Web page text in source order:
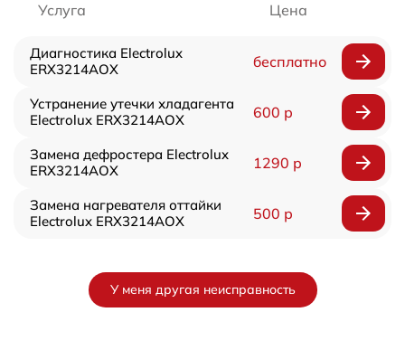
Услуга Цена
Диагностика Electrolux
ERX3214AOX
бесплатно
Устранение утечки хладагента
Electrolux ERX3214AOX
600 р
Замена дефростера Electrolux
ERX3214AOX
1290 р
Замена нагревателя оттайки
Electrolux ERX3214AOX
500 р
У меня другая неисправность